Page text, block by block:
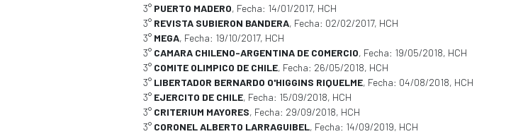
3° PUERTO MADERO, Fecha: 14/01/2017, HCH
3° REVISTA SUBIERON BANDERA, Fecha: 02/02/2017, HCH
3° MEGA, Fecha: 19/10/2017, HCH
3° CAMARA CHILENO-ARGENTINA DE COMERCIO, Fecha: 19/05/2018, HCH
3° COMITE OLIMPICO DE CHILE, Fecha: 26/05/2018, HCH
3° LIBERTADOR BERNARDO O'HIGGINS RIQUELME, Fecha: 04/08/2018, HCH
3° EJERCITO DE CHILE, Fecha: 15/09/2018, HCH
3° CRITERIUM MAYORES, Fecha: 29/09/2018, HCH
3° CORONEL ALBERTO LARRAGUIBEL, Fecha: 14/09/2019, HCH